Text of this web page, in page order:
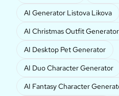
AI Generator Listova Likova
AI Christmas Outfit Generator
AI Desktop Pet Generator
AI Duo Character Generator
AI Fantasy Character